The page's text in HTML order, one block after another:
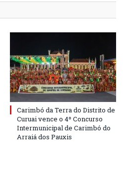
Carimbó da Terra do Distrito de
Curuai vence o 4º Concurso
Intermunicipal de Carimbó do
Arraiá dos Pauxis